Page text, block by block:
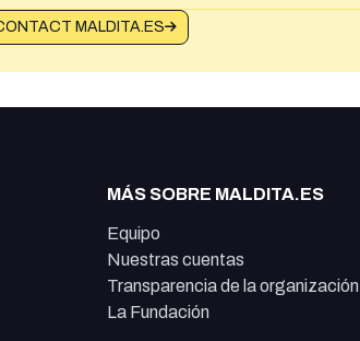
MALDITA.ES
MÁS SOBRE MALDITA.ES
Equipo
Nuestras cuentas
Transparencia de la organización
La Fundación